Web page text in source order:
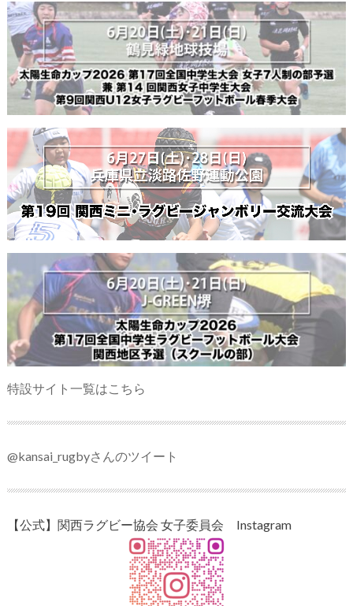
特設サイト一覧はこちら
@kansai_rugbyさんのツイート
【公式】関西ラグビー協会 女子委員会 Instagram